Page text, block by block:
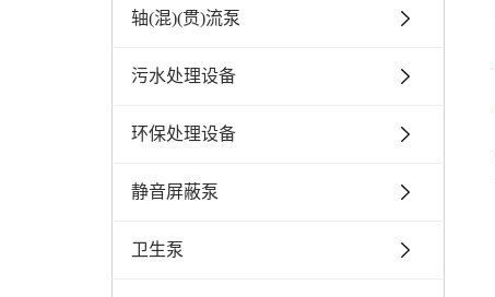
轴(混)(贯)流泵
污水处理设备
环保处理设备
静音屏蔽泵
卫生泵